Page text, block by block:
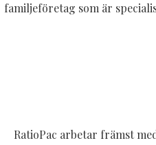
familjeföretag som är
RatioPac arbetar främst